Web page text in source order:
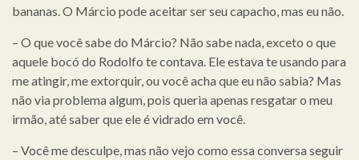
bananas. O Márcio pode aceitar ser seu capacho, mas eu não.
– O que você sabe do Márcio? Não sabe nada, exceto o que
aquele bocó do Rodolfo te contava. Ele estava te usando para
me atingir, me extorquir, ou você acha que eu não sabia? Mas
não via problema algum, pois queria apenas resgatar o meu
irmão, até saber que ele é vidrado em você.
– Você me desculpe, mas não vejo como essa conversa seguir